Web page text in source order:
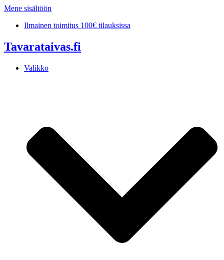
Mene sisältöön
Ilmainen toimitus 100€ tilauksissa
Tavarataivas.fi
Valikko